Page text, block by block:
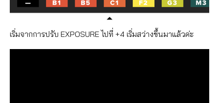
เริ่มจากการปรับ EXPOSURE ไปที่ +4 เริ่มสว่างขึ้นมาแล้วค่ะ